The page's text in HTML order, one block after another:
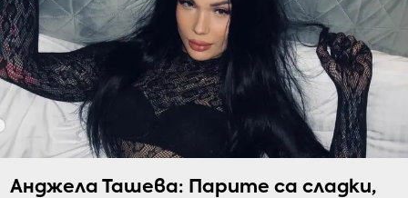
Анджела Ташева: Парите са сладки,